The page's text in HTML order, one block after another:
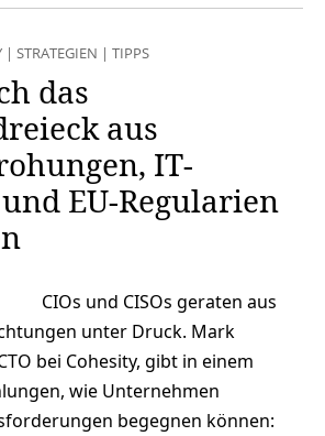
| STRATEGIEN | TIPPS
das
aus
IT-
EU-Regularien
CIOs und CISOs geraten aus
unter Druck. Mark
bei Cohesity, gibt in einem
wie Unternehmen
begegnen können: